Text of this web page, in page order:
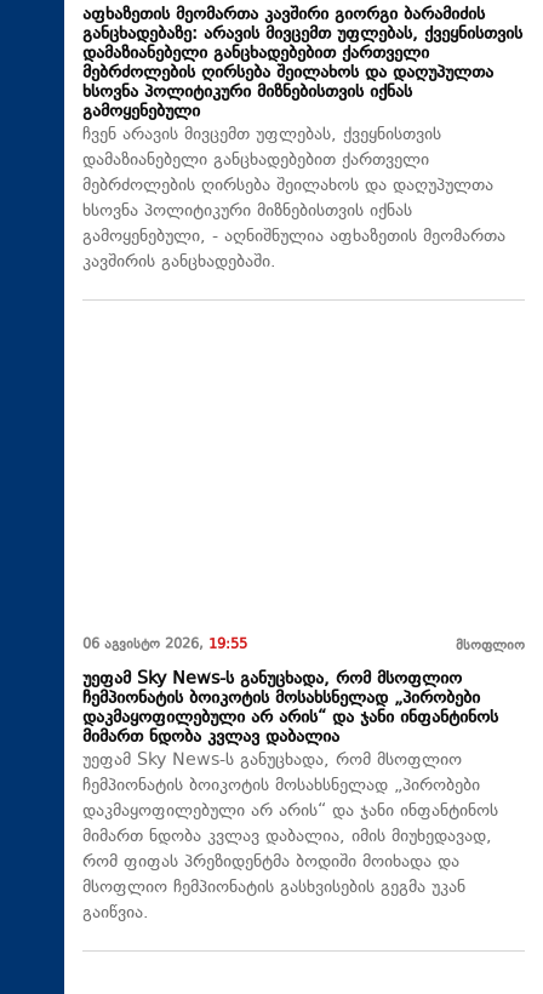
აფხაზეთის მეომართა კავშირი გიორგი ბარამიძის
განცხადებაზე: არავის მივცემთ უფლებას, ქვეყნისთვის
დამაზიანებელი განცხადებებით ქართველი
მებრძოლების ღირსება შეილახოს და დაღუპულთა
ხსოვნა პოლიტიკური მიზნებისთვის იქნას
გამოყენებული
ჩვენ არავის მივცემთ უფლებას, ქვეყნისთვის
დამაზიანებელი განცხადებებით ქართველი
მებრძოლების ღირსება შეილახოს და დაღუპულთა
ხსოვნა პოლიტიკური მიზნებისთვის იქნას
გამოყენებული, - აღნიშნულია აფხაზეთის მეომართა
კავშირის განცხადებაში.
06 აგვისტო 2026, 19:55 მსოფლიო
უეფამ Sky News-ს განუცხადა, რომ მსოფლიო
ჩემპიონატის ბოიკოტის მოსახსნელად „პირობები
დაკმაყოფილებული არ არის“ და ჯანი ინფანტინოს
მიმართ ნდობა კვლავ დაბალია
უეფამ Sky News-ს განუცხადა, რომ მსოფლიო
ჩემპიონატის ბოიკოტის მოსახსნელად „პირობები
დაკმაყოფილებული არ არის“ და ჯანი ინფანტინოს
მიმართ ნდობა კვლავ დაბალია, იმის მიუხედავად,
რომ ფიფას პრეზიდენტმა ბოდიში მოიხადა და
მსოფლიო ჩემპიონატის გასხვისების გეგმა უკან
გაიწვია.